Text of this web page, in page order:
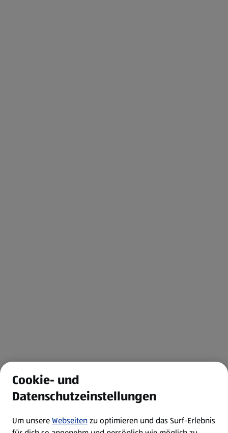
Cookie- und
Datenschutzeinstellungen
Um unsereWebseitenzu optimieren und das Surf-Erlebnis